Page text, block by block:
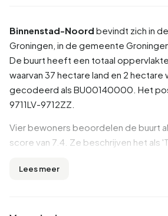
Binnenstad-Noord bevindt zich in
Groningen , in de gemeente
De buurt heeft een totaal oppervlakte
waarvan 37 hectare land en 2 hectare
gecodeerd als BU00140000. Het
9711LV-9712ZZ.
Vier bewoners beoordelen de buurt
score van 7.4. Ze beschrijven het als
Bewoners ervaren grote verschillen in
Lees meer